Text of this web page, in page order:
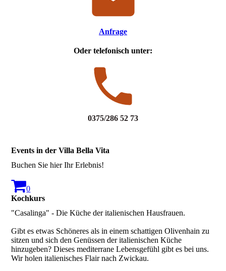
Anfrage
Oder telefonisch unter:
0375/286 52 73
Events in der Villa Bella Vita
Buchen Sie hier Ihr Erlebnis!
0
Kochkurs
"Casalinga" - Die Küche der italienischen Hausfrauen.
Gibt es etwas Schöneres als in einem schattigen Olivenhain zu
sitzen und sich den Genüssen der italienischen Küche
hinzugeben? Dieses mediterrane Lebensgefühl gibt es bei uns.
Wir holen italienisches Flair nach Zwickau.